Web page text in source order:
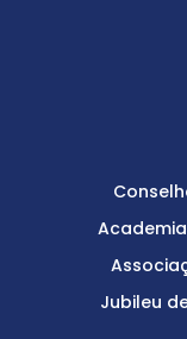
Jubileu